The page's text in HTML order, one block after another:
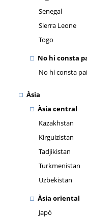
Senegal
Sierra Leone
Togo
No hi consta
No hi consta
Àsia
Àsia central
Kazakhstan
Kirguizistan
Tadjikistan
Turkmenistan
Uzbekistan
Àsia oriental
Japó